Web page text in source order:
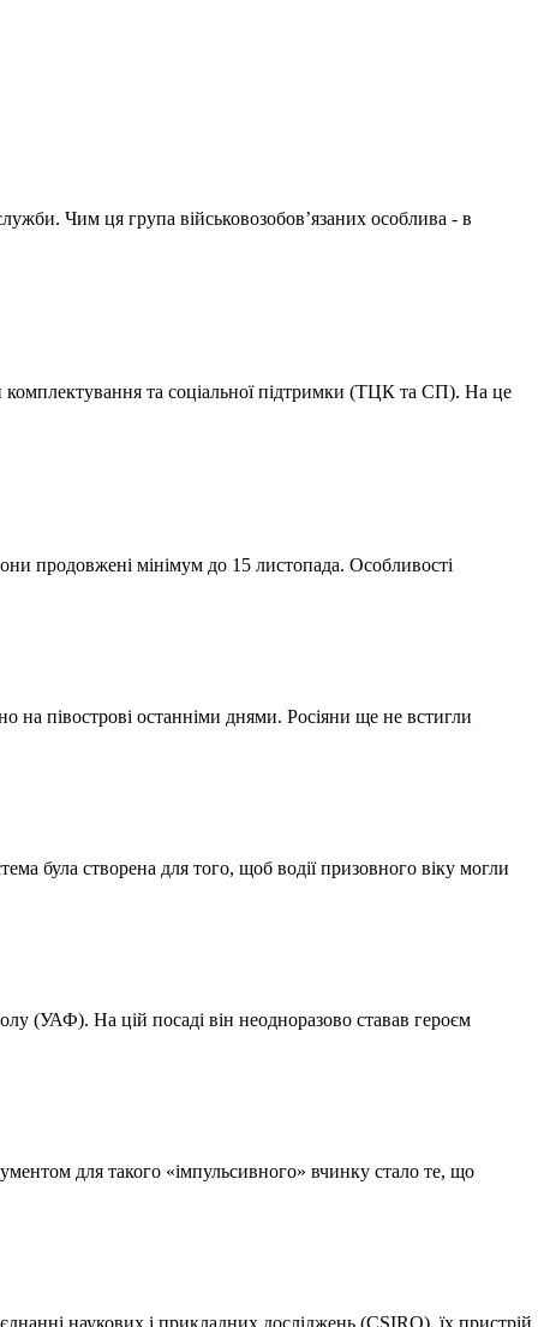
Чим ця група військовозобов’язаних особлива - в
комплектування та соціальної підтримки (ТЦК та СП). На це
продовжені мінімум до 15 листопада. Особливості
на півострові останніми днями. Росіяни ще не встигли
була створена для того, щоб водії призовного віку могли
(УАФ). На цій посаді він неодноразово ставав героєм
для такого «імпульсивного» вчинку стало те, що
наукових і прикладних досліджень (CSIRO), їх пристрій